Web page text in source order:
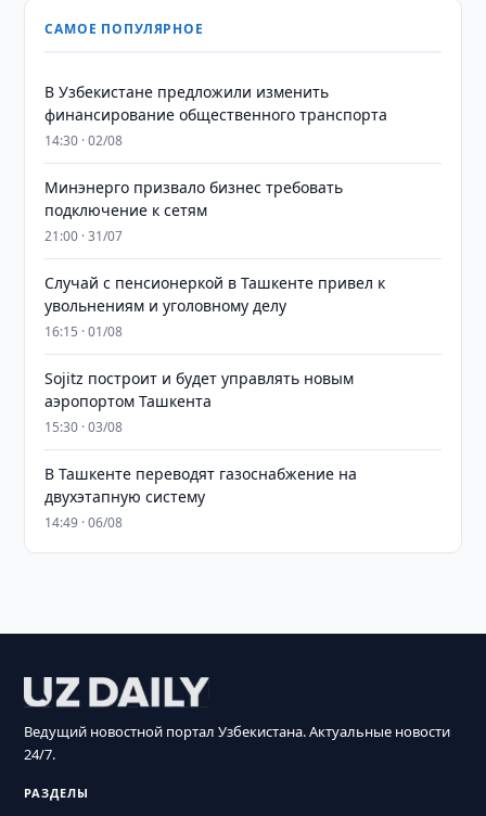
САМОЕ ПОПУЛЯРНОЕ
В Узбекистане предложили изменить
финансирование общественного транспорта
14:30 · 02/08
Минэнерго призвало бизнес требовать
подключение к сетям
21:00 · 31/07
Случай с пенсионеркой в Ташкенте привел к
увольнениям и уголовному делу
16:15 · 01/08
Sojitz построит и будет управлять новым
аэропортом Ташкента
15:30 · 03/08
В Ташкенте переводят газоснабжение на
двухэтапную систему
14:49 · 06/08
Ведущий новостной портал Узбекистана. Актуальные новости
24/7.
РАЗДЕЛЫ